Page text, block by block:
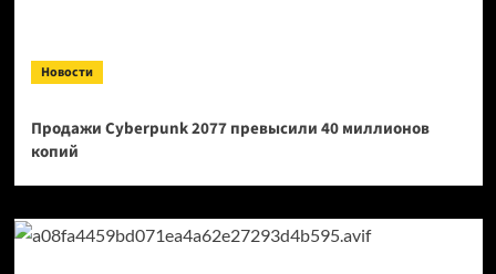
Новости
Продажи Cyberpunk 2077 превысили 40 миллионов
копий